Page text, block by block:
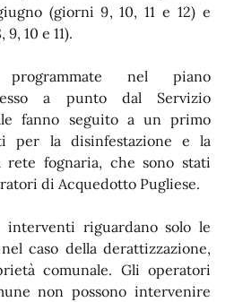
(giorni 9, 10, 11 e 12) e
10 e 11).
nel piano
a punto dal Servizio
fanno seguito a un primo
per la disinfestazione e la
rete fognaria, che sono stati
di Acquedotto Pugliese.
riguardano solo le
caso della derattizzazione,
comunale. Gli operatori
non possono intervenire